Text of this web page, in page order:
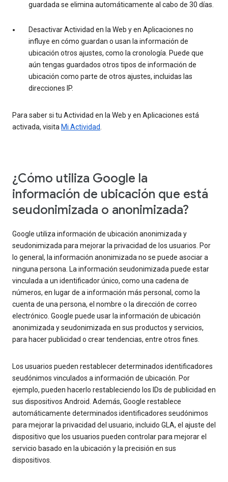
guardada se elimina automáticamente al cabo de 30 días.
Desactivar Actividad en la Web y en Aplicaciones no
influye en cómo guardan o usan la información de
ubicación otros ajustes, como la cronología. Puede que
aún tengas guardados otros tipos de información de
ubicación como parte de otros ajustes, incluidas las
direcciones IP.
Para saber si tu Actividad en la Web y en Aplicaciones está
activada, visita Mi Actividad.
¿Cómo utiliza Google la
información de ubicación que está
seudonimizada o anonimizada?
Google utiliza información de ubicación anonimizada y
seudonimizada para mejorar la privacidad de los usuarios. Por
lo general, la información anonimizada no se puede asociar a
ninguna persona. La información seudonimizada puede estar
vinculada a un identificador único, como una cadena de
números, en lugar de a información más personal, como la
cuenta de una persona, el nombre o la dirección de correo
electrónico. Google puede usar la información de ubicación
anonimizada y seudonimizada en sus productos y servicios,
para hacer publicidad o crear tendencias, entre otros fines.
Los usuarios pueden restablecer determinados identificadores
seudónimos vinculados a información de ubicación. Por
ejemplo, pueden hacerlo restableciendo los IDs de publicidad en
sus dispositivos Android. Además, Google restablece
automáticamente determinados identificadores seudónimos
para mejorar la privacidad del usuario, incluido GLA, el ajuste del
dispositivo que los usuarios pueden controlar para mejorar el
servicio basado en la ubicación y la precisión en sus
dispositivos.